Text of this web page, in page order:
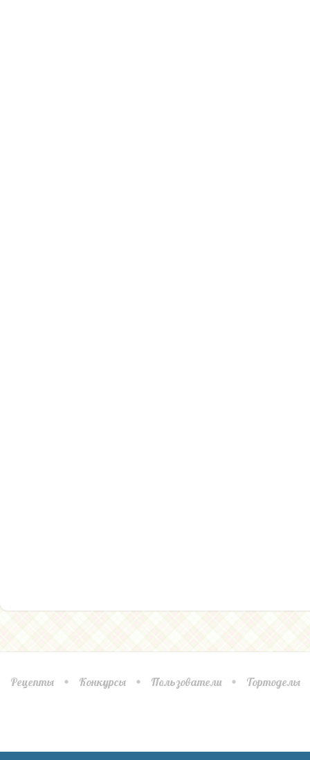
Рецепты Конкурсы Пользователи Тортоделы